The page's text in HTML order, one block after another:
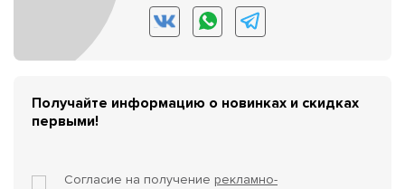
Получайте информацию о новинках и скидках
первыми!
Согласие на получение рекламно-